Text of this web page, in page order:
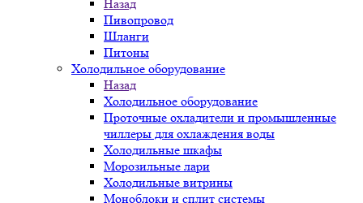
Назад
Пивопровод
Шланги
Питоны
Холодильное оборудование
Назад
Холодильное оборудование
Проточные охладители и промышленные
чиллеры для охлаждения воды
Холодильные шкафы
Морозильные лари
Холодильные витрины
Моноблоки и сплит системы